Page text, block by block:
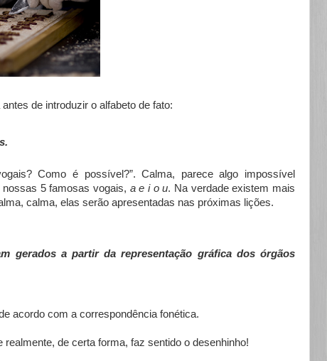
de introduzir o alfabeto de fato:
Como é possível?”. Calma, parece algo impossível
5 famosas vogais, a e i o u. Na verdade existem mais
calma, elas serão apresentadas nas próximas lições.
gerados a partir da representação gráfica dos órgãos
acordo com a correspondência fonética.
de certa forma, faz sentido o desenhinho!